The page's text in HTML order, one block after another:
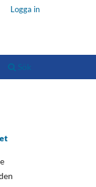
Sök
Logga in